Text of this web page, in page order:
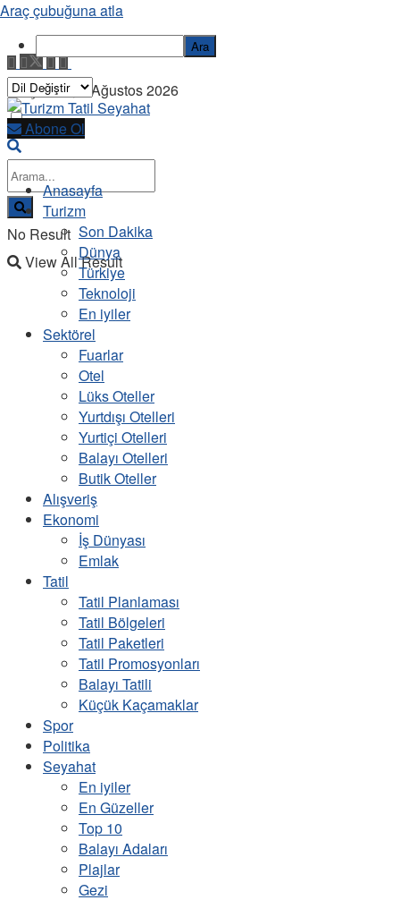
Perşembe, 6 Ağustos 2026
No Result
View All Result
Abone Ol
Anasayfa
Turizm
Son Dakika
Dünya
Türkiye
Teknoloji
En iyiler
Sektörel
Fuarlar
Otel
Lüks Oteller
Yurtdışı Otelleri
Yurtiçi Otelleri
Balayı Otelleri
Butik Oteller
Alışveriş
Ekonomi
İş Dünyası
Emlak
Tatil
Tatil Planlaması
Tatil Bölgeleri
Tatil Paketleri
Tatil Promosyonları
Balayı Tatili
Küçük Kaçamaklar
Spor
Politika
Seyahat
En iyiler
En Güzeller
Top 10
Balayı Adaları
Plajlar
Gezi
Araç çubuğuna atla
Ara